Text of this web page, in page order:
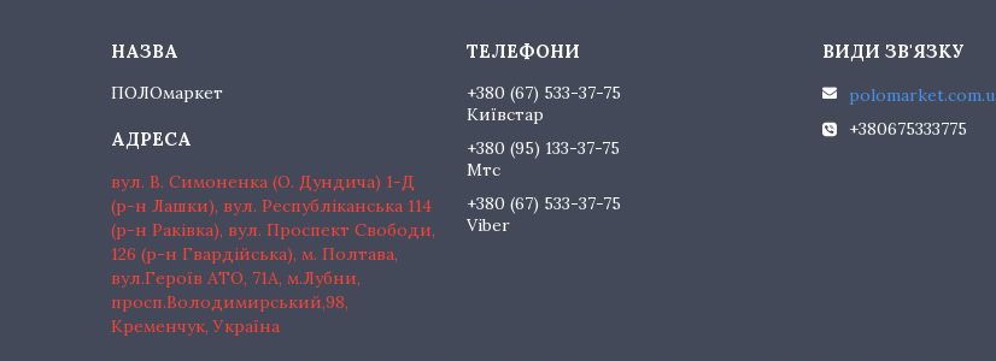
ПОЛОмаркет
вул. В. Симоненка (О. Дундича) 1-Д
(р-н Лашки), вул. Республіканська 114
(р-н Раківка), вул. Проспект Свободи,
126 (р-н Гвардійська), м. Полтава,
вул.Героїв АТО, 71А, м.Лубни,
просп.Володимирський,98,
Кременчук, Україна
+380 (67) 533-37-75
Київстар
+380 (95) 133-37-75
Мтс
+380 (67) 533-37-75
Viber
+380675333775